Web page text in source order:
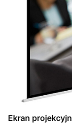
Ekran